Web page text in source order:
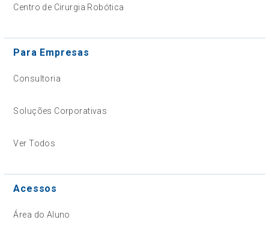
Centro de Cirurgia Robótica
Para Empresas
Consultoria
Soluções Corporativas
Ver Todos
Acessos
Área do Aluno